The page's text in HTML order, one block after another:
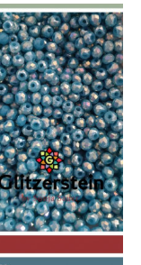
Dieses
Produkt
weist
mehrere
Varianten
auf.
Die
Optionen
können
auf
der
Preisspanne:
12,00 €
bis
13,00 €